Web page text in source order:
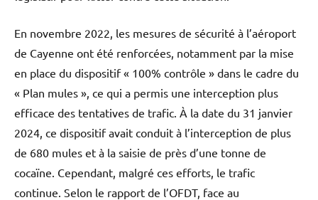
En novembre 2022, les mesures de sécurité à l’aéroport
de Cayenne ont été renforcées, notamment par la mise
en place du dispositif « 100% contrôle » dans le cadre du
« Plan mules », ce qui a permis une interception plus
efficace des tentatives de trafic. À la date du 31 janvier
2024, ce dispositif avait conduit à l’interception de plus
de 680 mules et à la saisie de près d’une tonne de
cocaïne. Cependant, malgré ces efforts, le trafic
continue. Selon le rapport de l’OFDT, face au